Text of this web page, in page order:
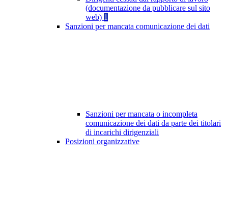
(documentazione da pubblicare sul sito
web) 1
Sanzioni per mancata comunicazione dei dati
Sanzioni per mancata o incompleta
comunicazione dei dati da parte dei titolari
di incarichi dirigenziali
Posizioni organizzative